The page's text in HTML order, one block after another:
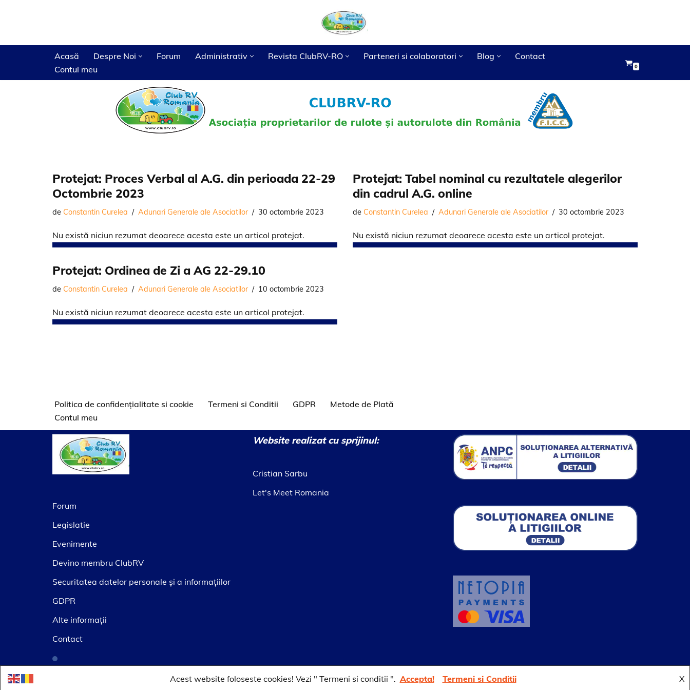
Acasă Despre Noi
Beneficii membri cotizanti
Forum Administrativ
Adunari generale ale asociatiei
Proceduri
Revista ClubRV-RO
Camping Casa din Delta
Camping Tranzit Deva Camping Vibe
Parteneri si colaboratori
Productie publicitara
Blog
Contact
Contul meu
0
Protejat: Proces Verbal al A.G. din perioada 22-29
Octombrie 2023
de Constantin Curelea Adunari Generale ale Asociatilor 30 octombrie 2023
Nu există niciun rezumat deoarece acesta este un articol protejat.
Protejat: Tabel nominal cu rezultatele alegerilor
din cadrul A.G. online
de Constantin Curelea Adunari Generale ale Asociatilor 30 octombrie 2023
Nu există niciun rezumat deoarece acesta este un articol protejat.
Protejat: Ordinea de Zi a AG 22-29.10
de Constantin Curelea Adunari Generale ale Asociatilor 10 octombrie 2023
Nu există niciun rezumat deoarece acesta este un articol protejat.
Politica de confidențialitate si cookie Termeni si Conditii GDPR
Metode de Plată
Contul meu
Forum
Legislatie
Evenimente
Devino membru ClubRV
Securitatea datelor personale şi a informaţiilor
GDPR
Alte informaţii
Contact
Website realizat cu sprijinul:
Cristian Sarbu
Let's Meet Romania
© Copyright 2012-2026 ClubRV RO| Maintenance byWordpress Romania
Acest website foloseste cookies! Vezi " Termeni si conditii ". X
Accepta! Termeni si Conditii